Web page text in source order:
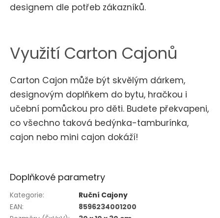
designem dle potřeb zákazníků.
Využití Carton Cajonů
Carton Cajon může být skvělým dárkem,
designovým doplňkem do bytu, hračkou i
učební pomůckou pro děti. Budete překvapeni,
co všechno taková bedýnka-tamburínka,
cajon nebo mini cajon dokáží!
Doplňkové parametry
Kategorie:
Ruční Cajony
EAN:
8596234001200